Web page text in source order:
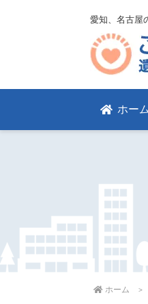
愛知、名古屋
ホーム
ホーム